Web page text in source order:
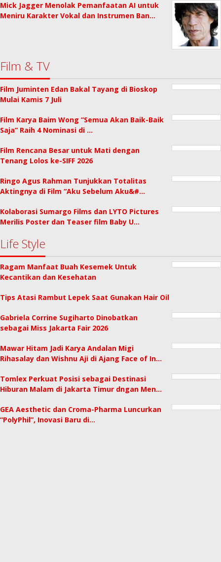
Mick Jagger Menolak Pemanfaatan AI untuk
Meniru Karakter Vokal dan Instrumen Ban…
Film & TV
Film Juminten Edan Bakal Tayang di Bioskop
Mulai Kamis 7 Juli
Film Karya Baim Wong “Semua Akan Baik-Baik
Saja” Raih 4 Nominasi di …
Film Rencana Besar untuk Mati dengan
Tenang Lolos ke-SIFF 2026
Ringo Agus Rahman Tunjukkan Totalitas
Aktingnya di Film “Aku Sebelum Aku&#…
Kolaborasi Sumargo Films dan LYTO Pictures
Merilis Poster dan Teaser film Baby U…
Life Style
Ragam Manfaat Buah Kesemek Untuk
Kecantikan dan Kesehatan
Tips Atasi Rambut Lepek Saat Gunakan Hair Oil
Gabriela Corrine Sugiharto Dinobatkan
sebagai Miss Jakarta Fair 2026
Mawar Hitam Jadi Karya Andalan Migi
Rihasalay dan Wishnu Aji di Ajang Face of In…
Tomlex Perkuat Posisi sebagai Destinasi
Hiburan Malam di Jakarta Timur dngan Men…
GEA Aesthetic dan Croma-Pharma Luncurkan
“PolyPhil”, Inovasi Baru di…